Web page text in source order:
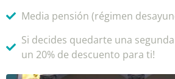
Media pensión (régimen
Si decides quedarte una
un 20% de descuento para ti!